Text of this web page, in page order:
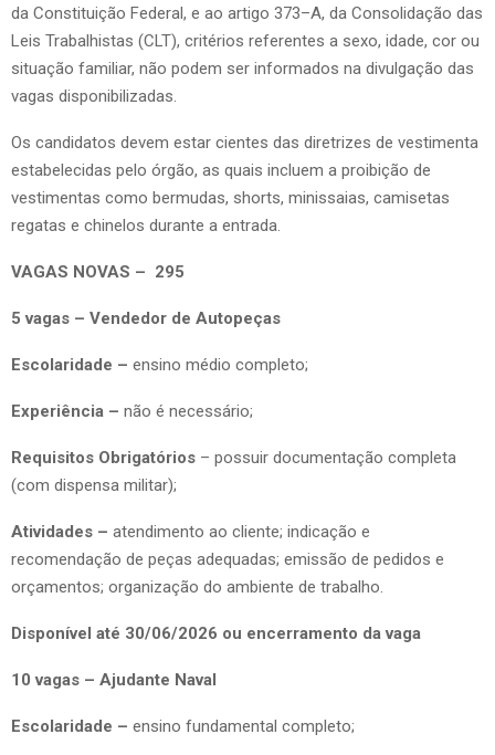
da Constituição Federal, e ao artigo 373–A, da Consolidação das
Leis Trabalhistas (CLT), critérios referentes a sexo, idade, cor ou
situação familiar, não podem ser informados na divulgação das
vagas disponibilizadas.
Os candidatos devem estar cientes das diretrizes de vestimenta
estabelecidas pelo órgão, as quais incluem a proibição de
vestimentas como bermudas, shorts, minissaias, camisetas
regatas e chinelos durante a entrada.
VAGAS NOVAS – 295
5 vagas – Vendedor de Autopeças
Escolaridade – ensino médio completo;
Experiência – não é necessário;
Requisitos Obrigatórios – possuir documentação completa
(com dispensa militar);
Atividades – atendimento ao cliente; indicação e
recomendação de peças adequadas; emissão de pedidos e
orçamentos; organização do ambiente de trabalho.
Disponível até 30/06/2026 ou encerramento da vaga
10 vagas – Ajudante Naval
Escolaridade – ensino fundamental completo;